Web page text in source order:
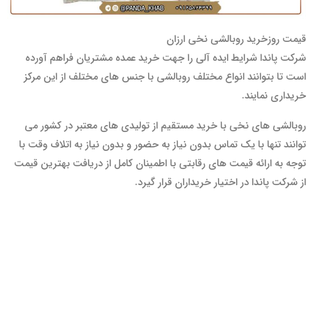
قیمت روزخرید روبالشی نخی ارزان
شرکت پاندا شرایط ایده آلی را جهت خرید عمده مشتریان فراهم آورده
است تا بتوانند انواع مختلف روبالشی با جنس های مختلف از این مرکز
خریداری نمایند.
روبالشی های نخی با خرید مستقیم از تولیدی های معتبر در کشور می
توانند تنها با یک تماس بدون نیاز به حضور و بدون نیاز به اتلاف وقت با
توجه به ارائه قیمت های رقابتی با اطمینان کامل از دریافت بهترین قیمت
از شرکت پاندا در اختیار خریداران قرار گیرد.